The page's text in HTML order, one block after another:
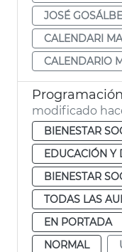
JOSÉ
CALENDARI
CALENDARIO
modificado
BIENESTAR
EDUCACIÓN Y
BIENESTAR
TODAS LAS
EN PORTADA
NORMAL